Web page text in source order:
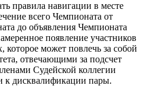
правила навигации в месте
всего Чемпионата от
до объявления Чемпионата
появление участников
которое может повлечь за собой
отвечающими за подсчет
Судейской коллегии
к дисквалификации пары.